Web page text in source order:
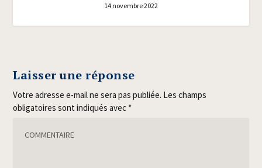
14 novembre 2022
Laisser une réponse
Votre adresse e-mail ne sera pas publiée. Les champs
obligatoires sont indiqués avec *